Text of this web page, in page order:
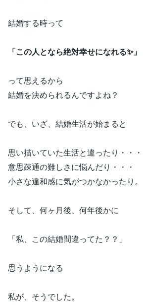
結婚する時って
「この人となら絶対幸せになれる✨」
って思えるから
結婚を決められるんですよね？
でも、いざ、結婚生活が始まると
思い描いていた生活と違ったり・・・
意思疎通の難しさに悩んだり・・・
小さな違和感に気がつかなかったり。
そして、何ヶ月後、何年後かに
「私、この結婚間違ってた？？」
思うようになる
私が、そうでした。